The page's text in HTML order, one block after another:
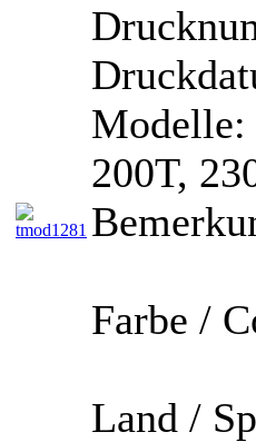
Modelle:
200T,
Farbe /
Land /